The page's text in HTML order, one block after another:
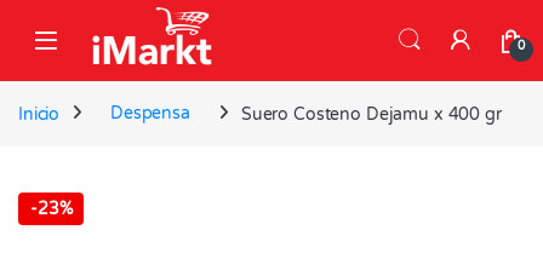
0
Inicio Despensa Suero Costeno Dejamu x 400 gr
-23%